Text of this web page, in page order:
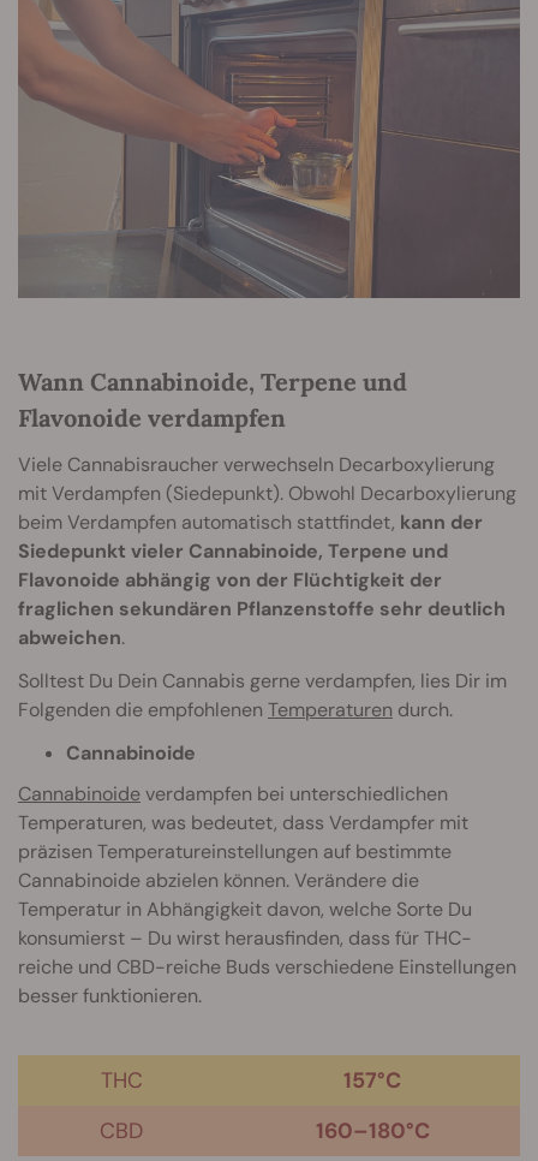
Wann Cannabinoide, Terpene und
Flavonoide verdampfen
Viele Cannabisraucher verwechseln Decarboxylierung
mit Verdampfen (Siedepunkt). Obwohl Decarboxylierung
beim Verdampfen automatisch stattfindet, kann der
Siedepunkt vieler Cannabinoide, Terpene und
Flavonoide abhängig von der Flüchtigkeit der
fraglichen sekundären Pflanzenstoffe sehr deutlich
abweichen.
Solltest Du Dein Cannabis gerne verdampfen, lies Dir im
Folgenden die empfohlenen Temperaturen durch.
Cannabinoide
Cannabinoideverdampfen bei unterschiedlichen
Temperaturen, was bedeutet, dass Verdampfer mit
präzisen Temperatureinstellungen auf bestimmte
Cannabinoide abzielen können. Verändere die
Temperatur in Abhängigkeit davon, welche Sorte Du
konsumierst – Du wirst herausfinden, dass für THC-
reiche und CBD-reiche Buds verschiedene Einstellungen
besser funktionieren.
THC
157°C
CBD
160–180°C